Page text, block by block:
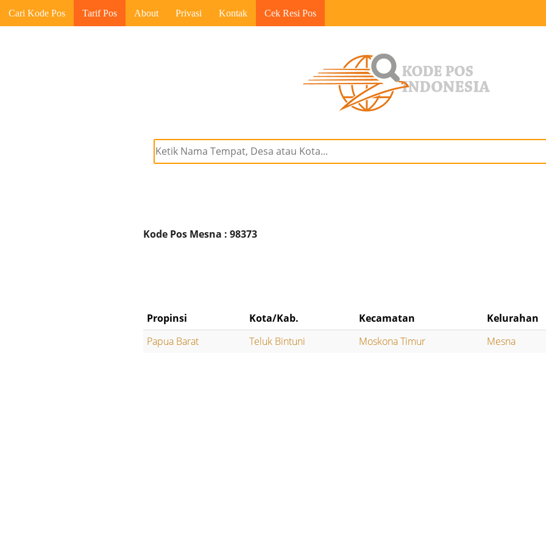
Cari Kode Pos Tarif Pos About Privasi Kontak Cek Resi Pos
Kode Pos Mesna : 98373
Propinsi Kota/Kab. Kecamatan
Kelurahan
Papua Barat
Teluk Bintuni Moskona Timur Mesna